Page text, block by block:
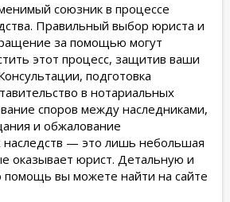
союзник в процессе
Правильный выбор юриста и
за помощью могут
этот процесс, защитив ваши
подготовка
в нотариальных
споров между наследниками,
и обжалование
наследств — это лишь небольшая
оказывает юрист. Детальную и
помощь вы можете найти на сайте